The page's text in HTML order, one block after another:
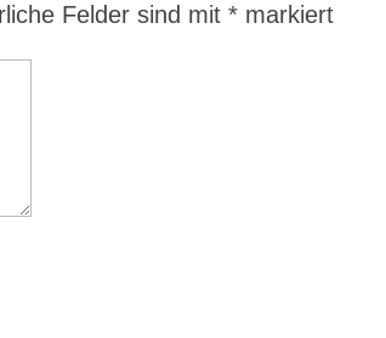
Felder sind mit* markiert